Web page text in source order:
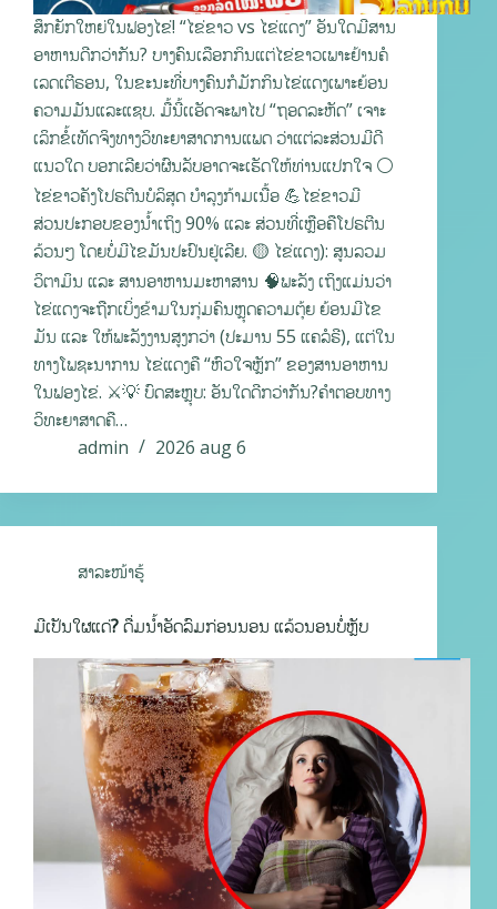
ສຶກຍັກໃຫຍ່ໃນຟອງໄຂ່! “ໄຂ່ຂາວ vs ໄຂ່ແດງ” ອັນໃດມີສານ
ອາຫານດີກວ່າກັນ? ບາງຄົນເລືອກກິນແຕ່ໄຂ່ຂາວເພາະຢ້ານຄໍ
ເລດເຕີຣອນ, ໃນຂະນະທີ່ບາງຄົນກໍມັກກິນໄຂ່ແດງເພາະຍ້ອນ
ຄວາມມັນແລະແຊບ. ມື້ນີ້ເເອັດຈະພາໄປ “ຖອດລະຫັດ” ເຈາະ
ເລິກຂໍ້ເທັດຈິງທາງວິທະຍາສາດການແພດ ວ່າແຕ່ລະສ່ວນມີດີ
ແນວໃດ ບອກເລີຍວ່າຜົນລັບອາດຈະເຮັດໃຫ້ທ່ານແປກໃຈ ⚪
ໄຂ່ຂາວຄັງໂປຣຕີນບໍລິສຸດ ບຳລຸງກ້າມເນື້ອ 💪ໄຂ່ຂາວມີ
ສ່ວນປະກອບຂອງນ້ຳເຖິງ 90% ແລະ ສ່ວນທີ່ເຫຼືອຄືໂປຣຕີນ
ລ້ວນໆ ໂດຍບໍ່ມີໄຂມັນປະປົນຢູ່ເລີຍ. 🟡 ໄຂ່ແດງ): ສູນລວມ
ວິຕາມິນ ແລະ ສານອາຫານມະຫາສານ 🧠ພະລັງ ເຖິງແມ່ນວ່າ
ໄຂ່ແດງຈະຖືກເບິ່ງຂ້າມໃນກຸ່ມຄົນຫຼຸດຄວາມຕຸ້ຍ ຍ້ອນມີໄຂ
ມັນ ແລະ ໃຫ້ພະລັງງານສູງກວ່າ (ປະມານ 55 ແຄລໍຣີ), ແຕ່ໃນ
ທາງໂພຊະນາການ ໄຂ່ແດງຄື “ຫົວໃຈຫຼັກ” ຂອງສານອາຫານ
ໃນຟອງໄຂ່. ⚔️💡 ບົດສະຫຼຸບ: ອັນໃດດີກວ່າກັນ?ຄຳຕອບທາງ
ວິທະຍາສາດຄື…
admin
2026 aug 6
ສາລະໜ້າຮູ້
ມີເປັນໃຜແດ່? ດື່ມນ້ຳອັດລົມກ່ອນນອນ ແລ້ວນອນບໍ່ຫຼັບ